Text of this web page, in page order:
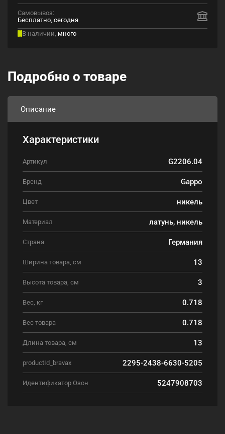
Самовывоз:
Бесплатно, сегодня
В наличии, много
Подробно о товаре
Описание
Характеристики
Артикул G2206.04
Бренд Gappo
Цвет никель
Материал латунь, никель
Страна Германия
Ширина товара, см 13
Высота товара, см 3
Вес, кг 0.718
Вес товара 0.718
Длина товара, см 13
productId_bravax 2295-2438-6630-5205
Идентификатор Озон 5247908703